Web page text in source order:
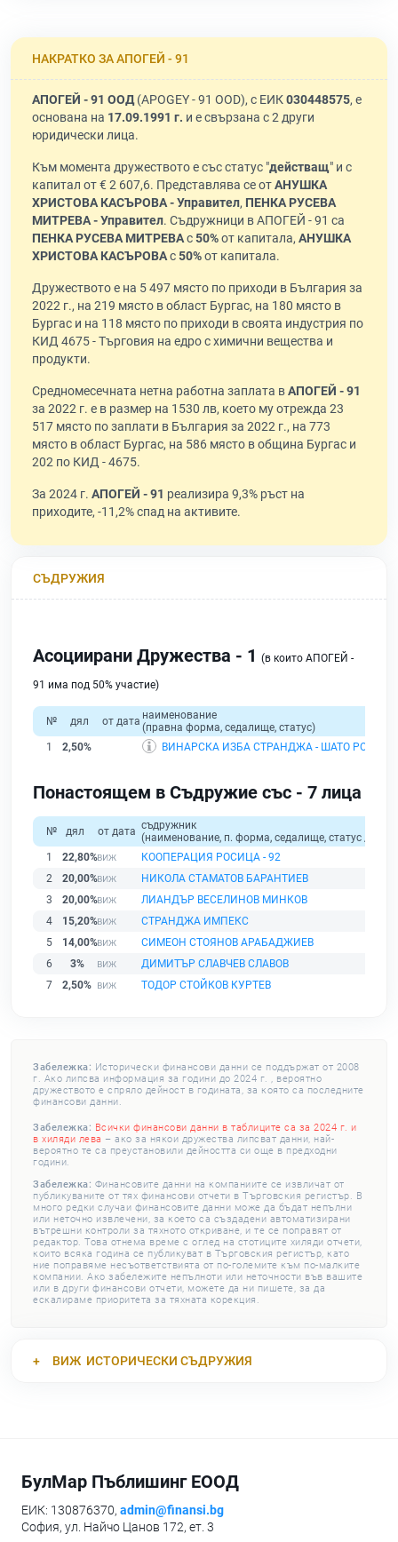
НАКРАТКО ЗА АПОГЕЙ - 91
АПОГЕЙ - 91 ООД(APOGEY - 91 OOD), с ЕИК030448575, е
основана на 17.09.1991 г. и е свързана с 2 други
юридически лица.
Към момента дружеството е със статус "действащ" и с
капитал от € 2 607,6. Представлява се отАНУШКА
ХРИСТОВА КАСЪРОВА - Управител, ПЕНКА РУСЕВА
МИТРЕВА - Управител. Съдружници в АПОГЕЙ - 91 са
ПЕНКА РУСЕВА МИТРЕВАс50%от капитала, АНУШКА
ХРИСТОВА КАСЪРОВАс50%от капитала.
Дружеството е на 5 497 място по приходи в България за
2022 г., на 219 място в област Бургас, на 180 място в
Бургас и на 118 място по приходи в своята индустрия по
КИД 4675 - Търговия на едро с химични вещества и
продукти.
Средномесечната нетна работна заплата вАПОГЕЙ - 91
за 2022 г. е в размер на 1530 лв, което му отрежда 23
517 място по заплати в България за 2022 г., на 773
място в област Бургас, на 586 място в община Бургас и
202 по КИД - 4675.
За 2024 г. АПОГЕЙ - 91 реализира 9,3% ръст на
приходите, -11,2% спад на активите.
СЪДРУЖИЯ
Асоциирани Дружества - 1 (в които АПОГЕЙ -
91 има под 50% участие)
№ дял от дата наименование
(правна форма, седалище, статус)
1
2,50% ВИНАРСКА ИЗБА СТРАНДЖА - ШАТО
Понастоящем в Съдружие със - 7 лица
№ дял от дата съдружник
(наименование, п. форма, седалище, статус /
1
22,80%
КООПЕРАЦИЯ РОСИЦА - 92
2
20,00%
НИКОЛА СТАМАТОВ БАРАНТИЕВ
3
20,00%
ЛИАНДЪР ВЕСЕЛИНОВ МИНКОВ
4
15,20%
СТРАНДЖА ИМПЕКС
5
14,00%
СИМЕОН СТОЯНОВ АРАБАДЖИЕВ
6
3%
ДИМИТЪР СЛАВЧЕВ СЛАВОВ
7
2,50% ТОДОР СТОЙКОВ КУРТЕВ
Забележка: Исторически финансови данни се поддържат от 2008
г. Ако липсва информация за години до 2024 г. , вероятно
дружеството е спряло дейност в годината, за която са последните
финансови данни.
Забележка: Всички финансови данни в таблиците са за 2024 г. и
в хиляди лева – ако за някои дружества липсват данни, най-
вероятно те са преустановили дейността си още в предходни
години.
Забележка: Финансовите данни на компаниите се извличат от
публикуваните от тях финансови отчети в Търговския регистър. В
много редки случаи финансовите данни може да бъдат непълни
или неточно извлечени, за което са създадени автоматизирани
вътрешни контроли за тяхното откриване, и те се поправят от
редактор. Това отнема време с оглед на стотиците хиляди отчети,
които всяка година се публикуват в Търговския регистър, като
ние поправяме несъответствията от по-големите към по-малките
компании. Ако забележите непълноти или неточности във вашите
или в други финансови отчети, можете да ни пишете, за да
ескалираме приоритета за тяхната корекция.
ВИЖ ИСТОРИЧЕСКИ СЪДРУЖИЯ
БулМар Пъблишинг ЕООД
ЕИК: 130876370, admin@finansi.bg
София, ул. Найчо Цанов 172, ет. 3